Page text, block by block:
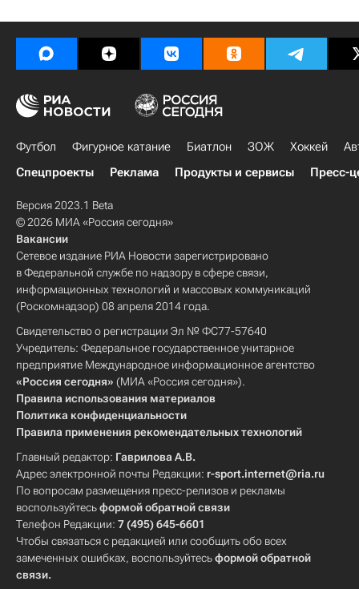
Футбол Фигурное катание Биатлон ЗОЖ Хоккей
Спецпроекты
Реклама Продукты и сервисы Пресс-
Версия 2023.1 Beta
© 2026 МИА «Россия сегодня»
Вакансии
Сетевое издание РИА Новости зарегистрировано
в Федеральной службе по надзору в сфере связи,
информационных технологий и массовых коммуникаций
(Роскомнадзор) 08 апреля 2014 года.
Свидетельство о регистрации Эл № ФС77-57640
Учредитель: Федеральное государственное унитарное
предприятие Международное информационное агентство
«Россия сегодня» (МИА «Россия сегодня»).
Правила использования материалов
Политика конфиденциальности
Правила применения рекомендательных технологий
Главный редактор: Гаврилова А.В.
Адрес электронной почты Редакции: r-sport.internet@ria.ru
По вопросам размещения пресс-релизов и рекламы
воспользуйтесьформой обратной связи
Телефон Редакции: 7 (495) 645-6601
Чтобы связаться с редакцией или сообщить обо всех
замеченных ошибках, воспользуйтесьформой обратной
связи.